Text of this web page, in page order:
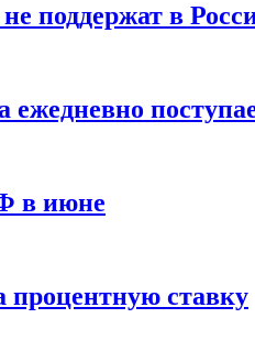
поддержат в
в июне
ставку